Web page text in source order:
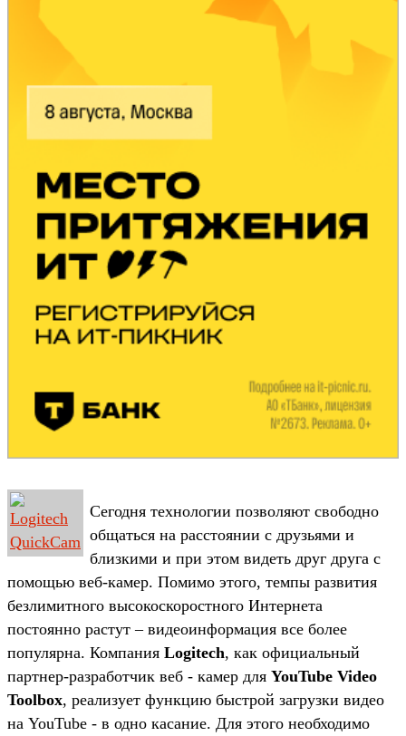
Сегодня технологии позволяют свободно
общаться на расстоянии с друзьями и
близкими и при этом видеть друг друга с
помощью веб-камер. Помимо этого, темпы развития
безлимитного высокоскоростного Интернета
постоянно растут – видеоинформация все более
популярна. Компания Logitech, как официальный
партнер-разработчик веб - камер для YouTube Video
Toolbox, реализует функцию быстрой загрузки видео
на YouTube - в одно касание. Для этого необходимо